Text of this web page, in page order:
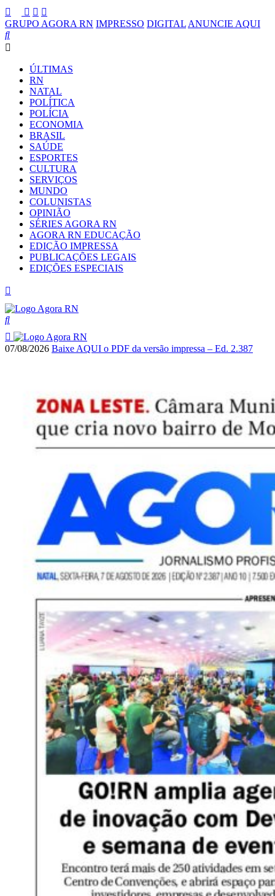
GRUPO AGORA RN IMPRESSO DIGITAL ANUNCIE AQUI
ÚLTIMAS
RN
NATAL
POLÍTICA
POLÍCIA
ECONOMIA
BRASIL
SAÚDE
ESPORTES
CULTURA
SERVIÇOS
MUNDO
COLUNISTAS
OPINIÃO
SÉRIES AGORA RN
AGORA RN EDUCAÇÃO
EDIÇÃO IMPRESSA
PUBLICAÇÕES LEGAIS
EDIÇÕES ESPECIAIS
07/08/2026 Baixe AQUI o PDF da versão impressa – Ed. 2.387